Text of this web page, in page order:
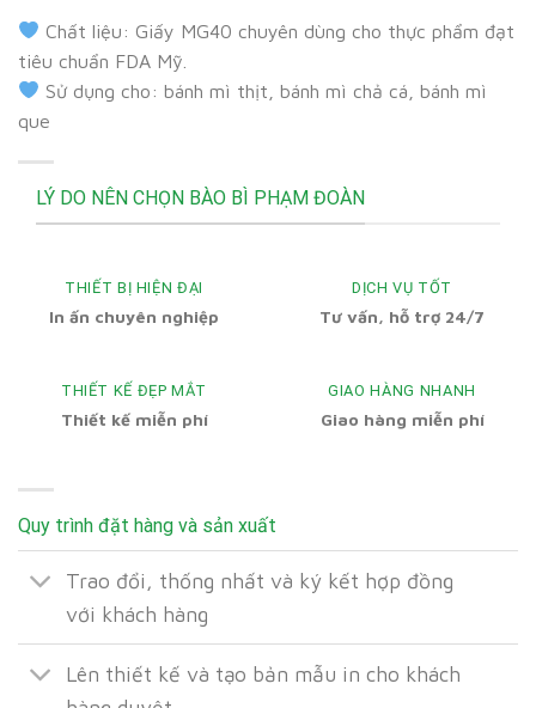
Chất liệu: Giấy MG40 chuyên dùng cho thực phẩm đạt
tiêu chuẩn FDA Mỹ.
Sử dụng cho: bánh mì thịt, bánh mì chả cá, bánh mì
que
LÝ DO NÊN CHỌN BÀO BÌ PHẠM ĐOÀN
THIẾT BỊ HIỆN ĐẠI
In ấn chuyên nghiệp
DỊCH VỤ TỐT
Tư vấn, hỗ trợ 24/7
THIẾT KẾ ĐẸP MẮT
Thiết kế miễn phí
GIAO HÀNG NHANH
Giao hàng miễn phí
Quy trình đặt hàng và sản xuất
Trao đổi, thống nhất và ký kết hợp đồng
với khách hàng
Lên thiết kế và tạo bản mẫu in cho khách